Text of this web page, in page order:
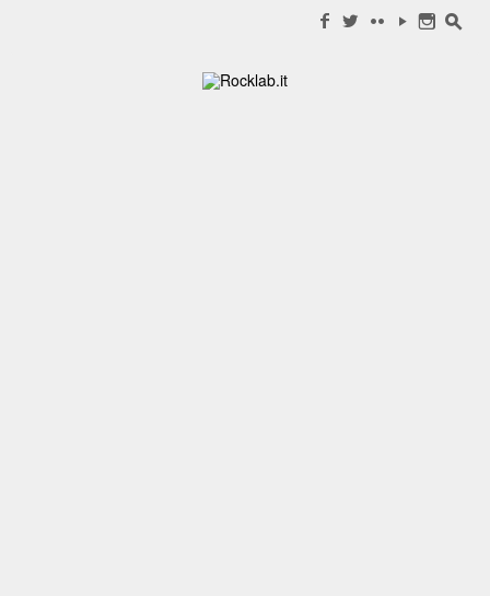
f w c y n s